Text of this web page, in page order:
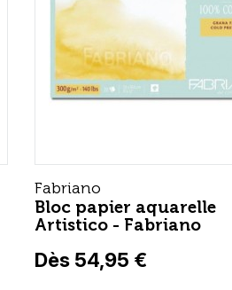
Fabriano
Bloc papier aquarelle
Artistico - Fabriano
Dès 54,95 €